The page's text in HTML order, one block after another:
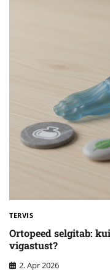
TERVIS
Ortopeed selgitab:
vigastust?
2. Apr 2026